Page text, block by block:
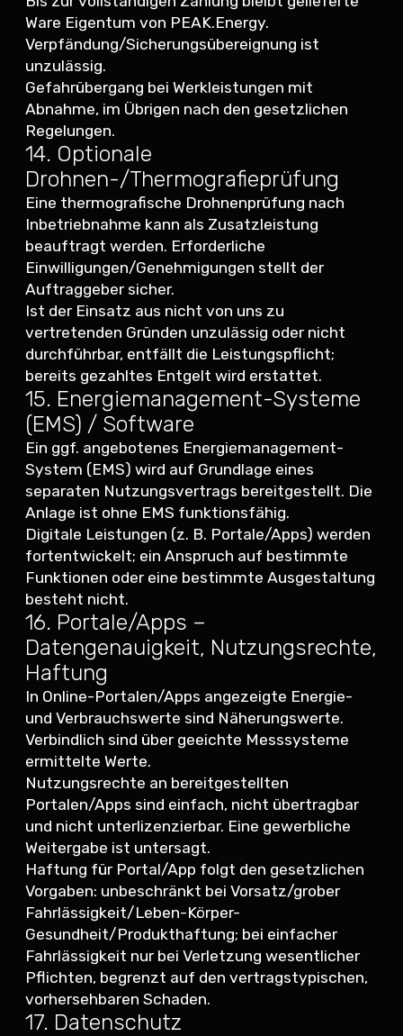
Ware Eigentum von PEAK.Energy.
Verpfändung/Sicherungsübereignung ist
unzulässig.
Gefahrübergang bei Werkleistungen mit
Abnahme, im Übrigen nach den gesetzlichen
Regelungen.
14. Optionale
Drohnen-/Thermografieprüfung
Eine thermografische Drohnenprüfung nach
Inbetriebnahme kann als Zusatzleistung
beauftragt werden. Erforderliche
Einwilligungen/Genehmigungen stellt der
Auftraggeber sicher.
Ist der Einsatz aus nicht von uns zu
vertretenden Gründen unzulässig oder nicht
durchführbar, entfällt die Leistungspflicht;
bereits gezahltes Entgelt wird erstattet.
15. Energiemanagement-Systeme
(EMS) / Software
Ein ggf. angebotenes Energiemanagement-
System (EMS) wird auf Grundlage eines
separaten Nutzungsvertrags bereitgestellt. Die
Anlage ist ohne EMS funktionsfähig.
Digitale Leistungen (z. B. Portale/Apps) werden
fortentwickelt; ein Anspruch auf bestimmte
Funktionen oder eine bestimmte Ausgestaltung
besteht nicht.
16. Portale/Apps –
Datengenauigkeit, Nutzungsrechte,
Haftung
In Online-Portalen/Apps angezeigte Energie-
und Verbrauchswerte sind Näherungswerte.
Verbindlich sind über geeichte Messsysteme
ermittelte Werte.
Nutzungsrechte an bereitgestellten
Portalen/Apps sind einfach, nicht übertragbar
und nicht unterlizenzierbar. Eine gewerbliche
Weitergabe ist untersagt.
Haftung für Portal/App folgt den gesetzlichen
Vorgaben: unbeschränkt bei Vorsatz/grober
Fahrlässigkeit/Leben-Körper-
Gesundheit/Produkthaftung; bei einfacher
Fahrlässigkeit nur bei Verletzung wesentlicher
Pflichten, begrenzt auf den vertragstypischen,
vorhersehbaren Schaden.
17. Datenschutz